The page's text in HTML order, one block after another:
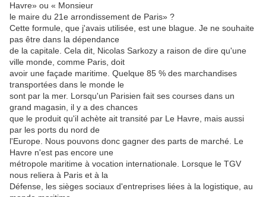
Havre» ou « Monsieur
le maire du 21e arrondissement de Paris» ?
Cette formule, que j'avais utilisée, est une blague. Je ne souhaite
pas être dans la dépendance
de la capitale. Cela dit, Nicolas Sarkozy a raison de dire qu'une
ville monde, comme Paris, doit
avoir une façade maritime. Quelque 85 % des marchandises
transportées dans le monde le
sont par la mer. Lorsqu'un Parisien fait ses courses dans un
grand magasin, il y a des chances
que le produit qu'il achète ait transité par Le Havre, mais aussi
par les ports du nord de
l'Europe. Nous pouvons donc gagner des parts de marché. Le
Havre n'est pas encore une
métropole maritime à vocation internationale. Lorsque le TGV
nous reliera à Paris et à la
Défense, les sièges sociaux d'entreprises liées à la logistique, au